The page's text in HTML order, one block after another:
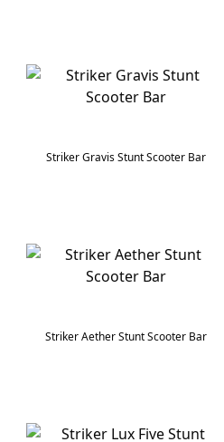
Striker Gravis Stunt Scooter Bar
Striker Aether Stunt Scooter Bar